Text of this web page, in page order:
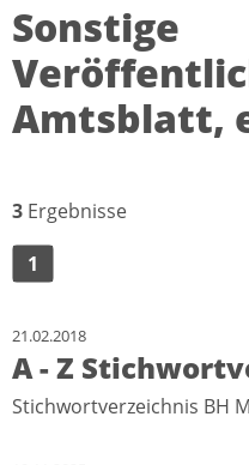
Sonstige
Amtsblatt,
3 Ergebnisse
1
21.02.2018
A - Z
Stichwortverzeichnis BH